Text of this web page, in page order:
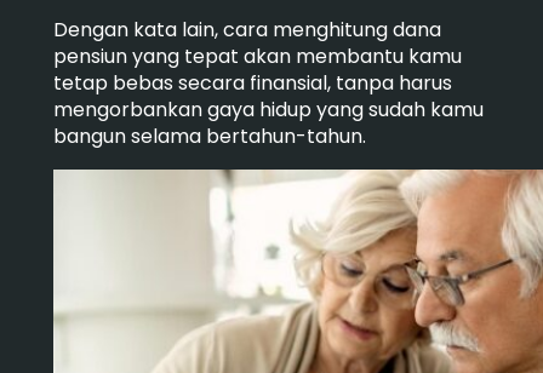
Dengan kata lain, cara menghitung dana
pensiun yang tepat akan membantu kamu
tetap bebas secara finansial, tanpa harus
mengorbankan gaya hidup yang sudah kamu
bangun selama bertahun-tahun.